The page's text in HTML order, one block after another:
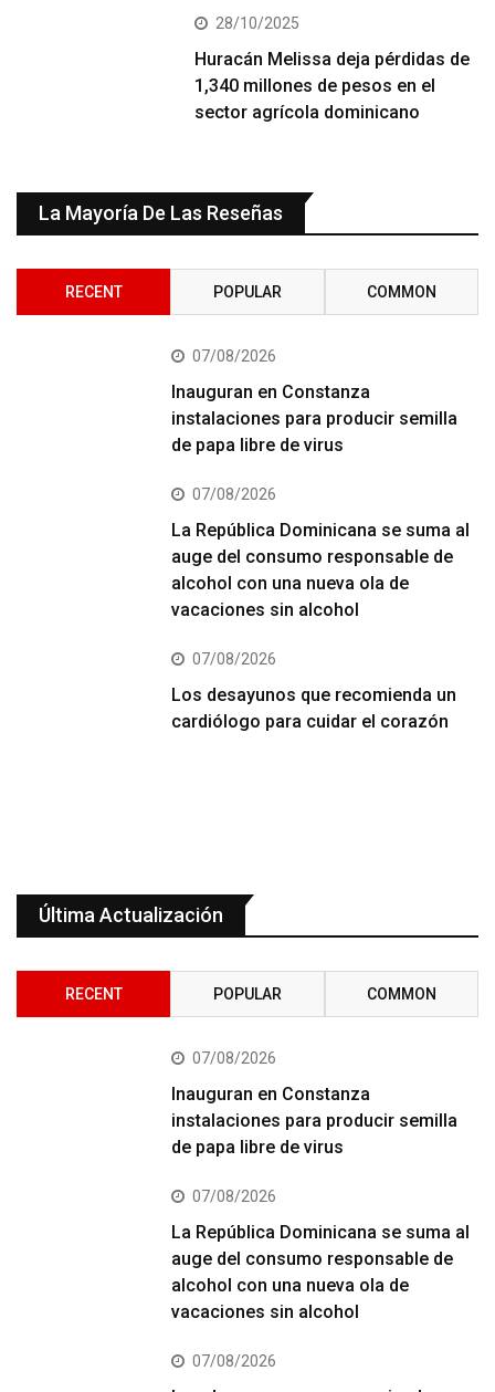
28/10/2025
Huracán Melissa deja pérdidas de
1,340 millones de pesos en el
sector agrícola dominicano
La Mayoría De Las Reseñas
RECENT POPULAR COMMON
07/08/2026
Inauguran en Constanza
instalaciones para producir semilla
de papa libre de virus
07/08/2026
La República Dominicana se suma al
auge del consumo responsable de
alcohol con una nueva ola de
vacaciones sin alcohol
07/08/2026
Los desayunos que recomienda un
cardiólogo para cuidar el corazón
Última Actualización
RECENT POPULAR COMMON
07/08/2026
Inauguran en Constanza
instalaciones para producir semilla
de papa libre de virus
07/08/2026
La República Dominicana se suma al
auge del consumo responsable de
alcohol con una nueva ola de
vacaciones sin alcohol
07/08/2026